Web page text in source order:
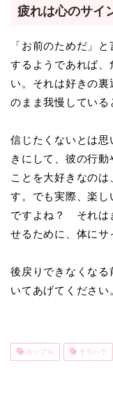
疲れは心のサイ
「お前のためだ」
するようであれば、
い。それは好きの裏
のまま我慢している
信じたくないとは
きにして、彼の行
ことを大好きなの
す。でも実際、楽
ですよね？ それは
せるために、体にサ
後戻りできなくな
いてあげてください
カップル モラハラ